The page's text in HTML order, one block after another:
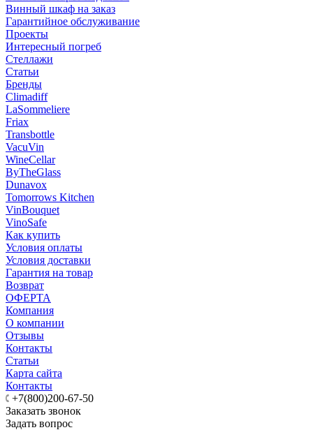
Винный шкаф на заказ
Гарантийное обслуживание
Проекты
Интересный погреб
Стеллажи
Статьи
Бренды
Climadiff
LaSommeliere
Friax
Transbottle
VacuVin
WineCellar
ByTheGlass
Dunavox
Tomorrows Kitchen
VinBouquet
VinoSafe
Как купить
Условия оплаты
Условия доставки
Гарантия на товар
Возврат
ОФЕРТА
Компания
О компании
Отзывы
Контакты
Статьи
Карта сайта
Контакты
+7(800)200-67-50
Заказать звонок
Задать вопрос